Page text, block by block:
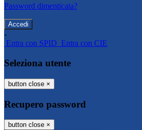
Password dimenticata?
-
Entra con SPID Entra con CIE
Seleziona utente
button close ×
Recupero password
button close ×